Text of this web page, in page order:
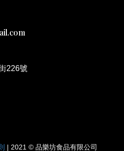
226號
| 2021 © 品樂坊食品有限公司